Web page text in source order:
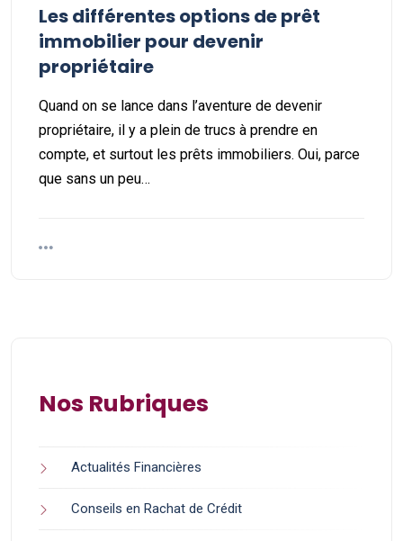
Les différentes options de prêt
immobilier pour devenir
propriétaire
Quand on se lance dans l’aventure de devenir
propriétaire, il y a plein de trucs à prendre en
compte, et surtout les prêts immobiliers. Oui, parce
que sans un peu…
Nos Rubriques
Actualités Financières
Conseils en Rachat de Crédit